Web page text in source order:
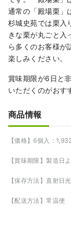
通常の「殿場栗」
杉城史苑では栗入
きな栗が丸ごと入
ら多くのお客様が
楽しみください。
賞味期限が6日と
いただくのがおす
商品情報
【価格】6個入：
【賞味期限】製造日
【保存方法】直射日
【配送方法】常温便